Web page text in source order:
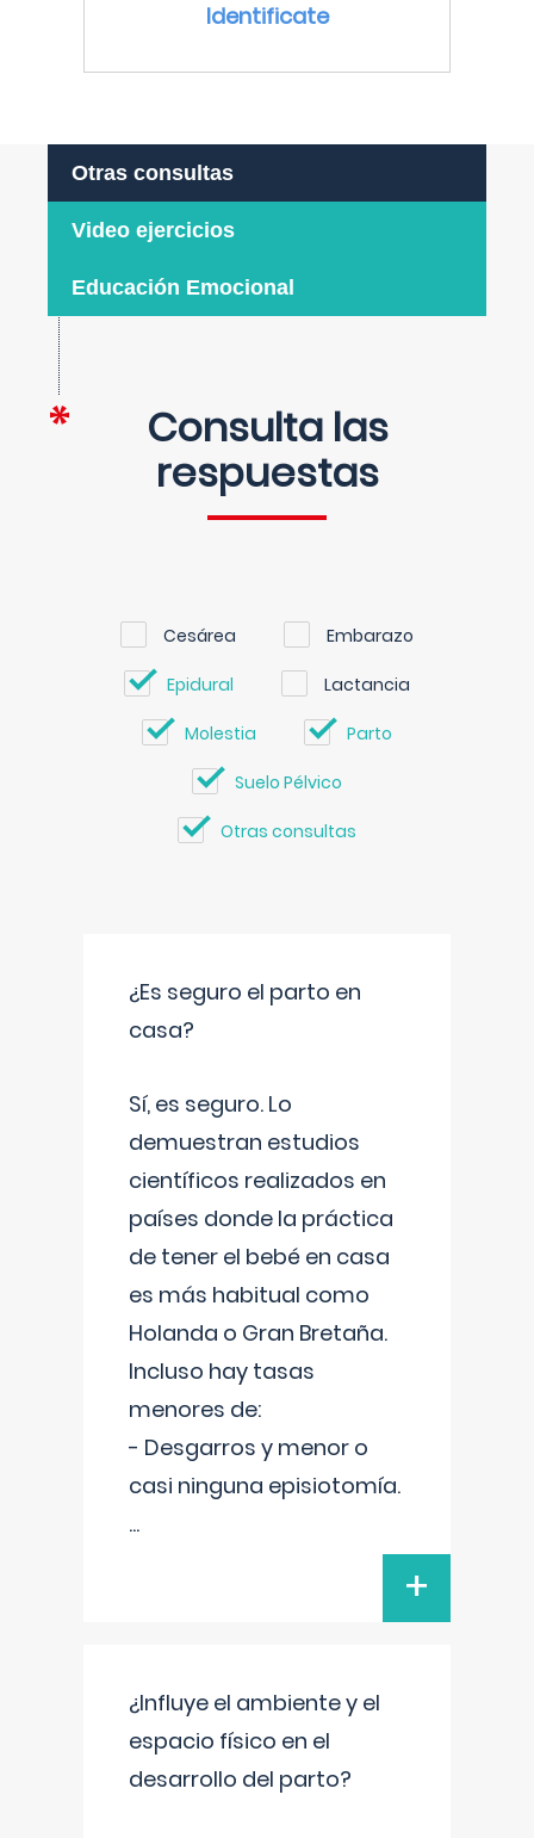
Identificate
Otras consultas
Video ejercicios
Educación Emocional
Consulta las
respuestas
Cesárea Embarazo
Epidural Lactancia
Molestia Parto
Suelo Pélvico
Otras consultas
¿Es seguro el parto en
casa?
Sí, es seguro. Lo
demuestran estudios
científicos realizados en
países donde la práctica
de tener el bebé en casa
es más habitual como
Holanda o Gran Bretaña.
Incluso hay tasas
menores de:
- Desgarros y menor o
casi ninguna episiotomía.
...
+
¿Influye el ambiente y el
espacio físico en el
desarrollo del parto?